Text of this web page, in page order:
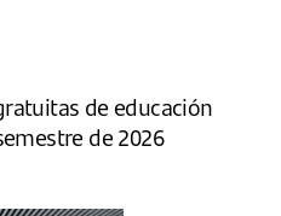
de educación
de 2026